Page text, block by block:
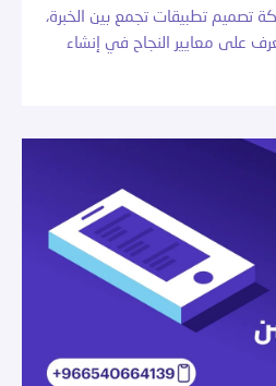
تصميم تطبيقات تجمع بين الخبرة،
على معايير النجاح في إنشاء